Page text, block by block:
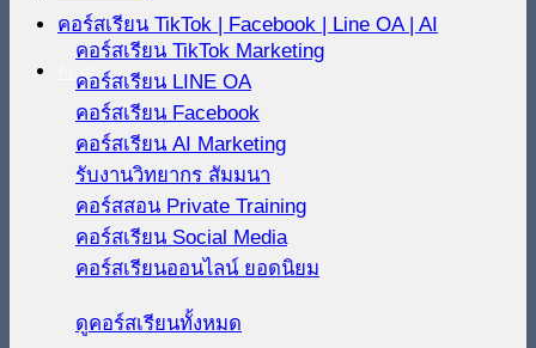
คอร์สเรียน TikTok | Facebook | Line OA | AI
คอร์สเรียน TikTok Marketing
คอร์สเรียน LINE OA
คอร์สเรียน Facebook
คอร์สเรียน AI Marketing
รับงานวิทยากร สัมมนา
คอร์สสอน Private Training
คอร์สเรียน Social Media
คอร์สเรียนออนไลน์
ดูคอร์สเรียนทั้งหมด